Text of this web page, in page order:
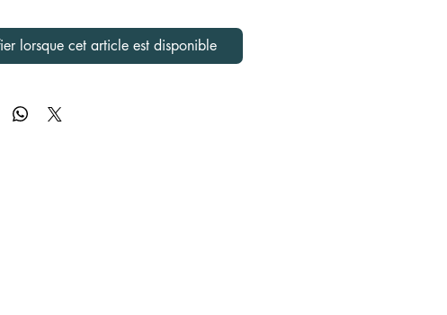
lorsque cet article est disponible